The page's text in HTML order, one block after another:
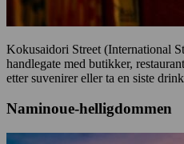
Kokusaidori Street (International
handlegate med butikker,
etter suvenirer eller ta en siste
Naminoue-helligdommen